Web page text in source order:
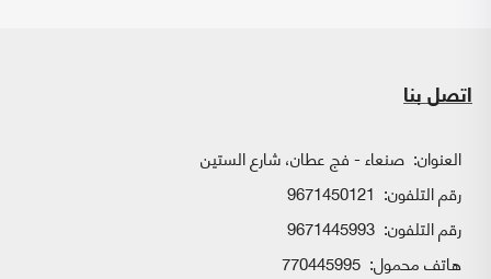
اتصل بنا
العنوان: صنعاء - فج عطان، شارع الستين
رقم التلفون: 9671450121
رقم التلفون: 9671445993
هاتف محمول: 770445995